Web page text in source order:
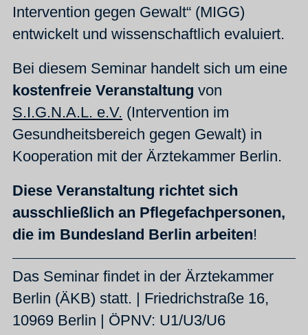
Intervention gegen Gewalt“ (MIGG)
entwickelt und wissenschaftlich evaluiert.
Bei diesem Seminar handelt sich um eine
kostenfreie Veranstaltung von
S.I.G.N.A.L. e.V. (Intervention im
Gesundheitsbereich gegen Gewalt) in
Kooperation mit der Ärztekammer Berlin.
Diese Veranstaltung richtet sich
ausschließlich an Pflegefachpersonen,
die im Bundesland Berlin arbeiten!
Das Seminar findet in der Ärztekammer
Berlin (ÄKB) statt. | Friedrichstraße 16,
10969 Berlin | ÖPNV: U1/U3/U6